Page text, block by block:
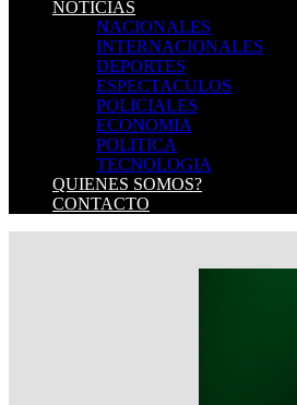
NOTICIAS
NACIONALES
INTERNACIONALES
DEPORTES
ESPECTACULOS
POLICIALES
ECONOMIA
POLITICA
TECNOLOGIA
QUIENES SOMOS?
CONTACTO